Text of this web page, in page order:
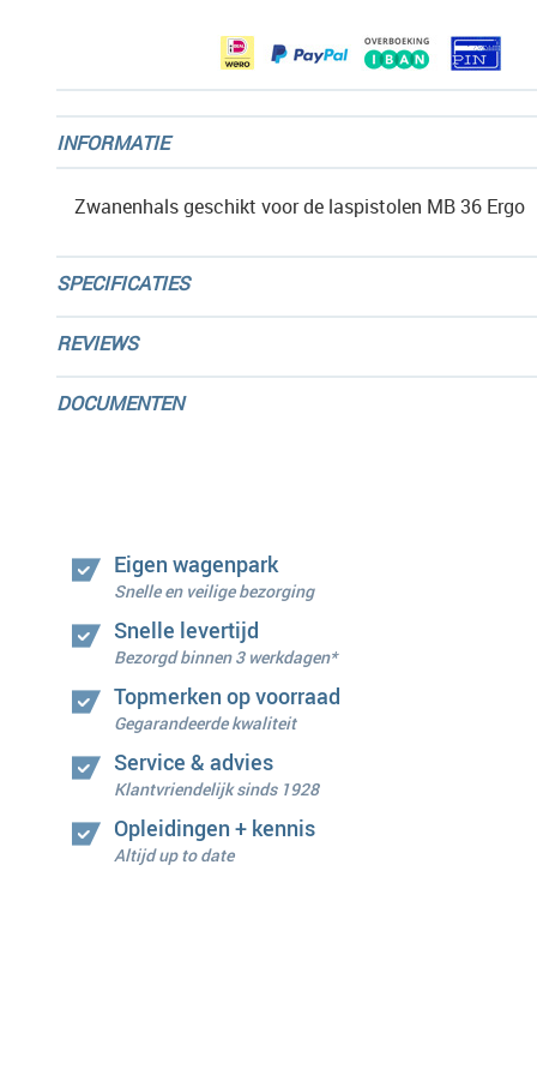
INFORMATIE
Zwanenhals geschikt voor de laspistolen MB 36 Ergo
SPECIFICATIES
REVIEWS
DOCUMENTEN
Eigen wagenpark
Snelle en veilige bezorging
Snelle levertijd
Bezorgd binnen 3 werkdagen*
Topmerken op voorraad
Gegarandeerde kwaliteit
Service & advies
Klantvriendelijk sinds 1928
Opleidingen + kennis
Altijd up to date